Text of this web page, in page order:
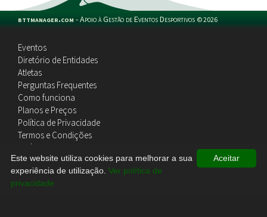
bttmanager.com -Apoio à Gestão de Eventos Desportivos ©2026
Eventos
Diretório de Entidades
Atletas
Perguntas Frequentes
Como funciona
Planos e Preços
Política de Privacidade
Termos e Condições
Política de Cookies
Contactos
Aceitar
Este website utiliza cookies para melhorar a sua
experiência de utilização. Ver política de
privacidade